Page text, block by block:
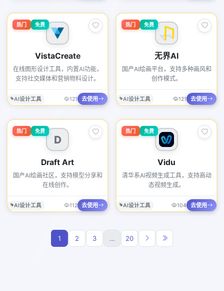
热门 免费
VistaCreate
在线图形设计工具，内置AI功能，
支持社交媒体和营销物料设计。
AI设计工具 121 去使用
热门 免费
无界AI
国产AI绘画平台，支持多种画风和
创作模式。
AI设计工具 121 去使用
D
热门 免费
Draft Art
国产AI绘画社区，支持模型分享和
在线创作。
AI设计工具 112 去使用
热门 免费
Vidu
清华系AI视频生成工具，支持高动
态视频生成。
AI设计工具 104 去使用
1 2 3 … 20